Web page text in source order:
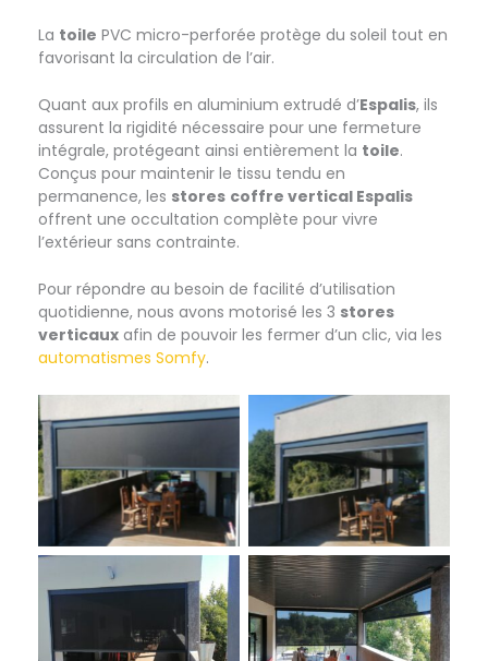
La toile PVC micro-perforée protège du soleil tout en
favorisant la circulation de l’air.
Quant aux profils en aluminium extrudé d’Espalis, ils
assurent la rigidité nécessaire pour une fermeture
intégrale, protégeant ainsi entièrement la toile.
Conçus pour maintenir le tissu tendu en
permanence, les stores coffre vertical Espalis
offrent une occultation complète pour vivre
l’extérieur sans contrainte.
Pour répondre au besoin de facilité d’utilisation
quotidienne, nous avons motorisé les 3 stores
verticaux afin de pouvoir les fermer d’un clic, via les
automatismes Somfy.
Store-vertical-Espalis
Store-vertical-Espalis-
anti-vent
Store-vertical-Espalis-
anti-chaleur
Store-vertical-Espalis-
pour-terrasse-et-
balcon
Store-vertical-Espalis